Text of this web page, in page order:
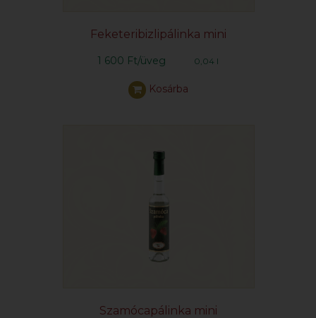
Feketeribizlipálinka mini
1 600 Ft/üveg 0,04 l
Kosárba
Szamócapálinka mini